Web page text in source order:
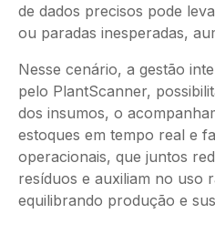
de dados precisos pode
ou paradas inesperadas,
Nesse cenário, a gestão
pelo PlantScanner,
dos insumos, o
estoques em tempo real e
operacionais, que juntos
resíduos e auxiliam no uso
equilibrando produção e